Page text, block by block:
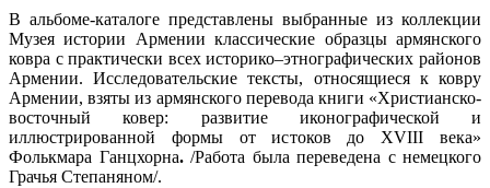
В альбоме-каталоге представлены выбранные из коллекции
Музея истории Армении классические образцы армянского
ковра с практически всех историко–этнографических районов
Армении. Исследовательские тексты, относящиеся к ковру
Армении, взяты из армянского перевода книги «Христианско-
восточный ковер: развитие иконографической и
иллюстрированной формы от истоков до XVIII века»
Фолькмара Ганцхорна. /Работа была переведена с немецкого
Грачья Степаняном/.